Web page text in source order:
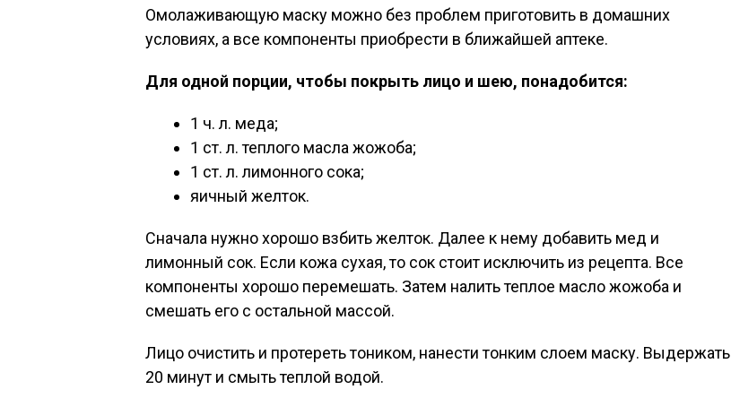
Омолаживающую маску можно без проблем приготовить в домашних
условиях, а все компоненты приобрести в ближайшей аптеке.
Для одной порции, чтобы покрыть лицо и шею, понадобится:
1 ч. л. меда;
1 ст. л. теплого масла жожоба;
1 ст. л. лимонного сока;
яичный желток.
Сначала нужно хорошо взбить желток. Далее к нему добавить мед и
лимонный сок. Если кожа сухая, то сок стоит исключить из рецепта. Все
компоненты хорошо перемешать. Затем налить теплое масло жожоба и
смешать его с остальной массой.
Лицо очистить и протереть тоником, нанести тонким слоем маску. Выдержать
20 минут и смыть теплой водой.